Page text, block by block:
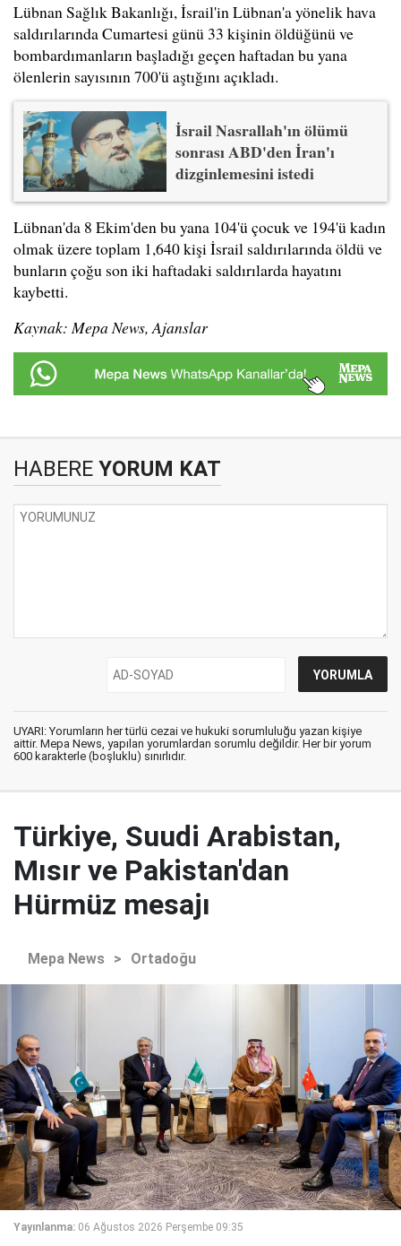
Lübnan Sağlık Bakanlığı, İsrail'in Lübnan'a yönelik hava
saldırılarında Cumartesi günü 33 kişinin öldüğünü ve
bombardımanların başladığı geçen haftadan bu yana
ölenlerin sayısının 700'ü aştığını açıkladı.
İsrail Nasrallah'ın ölümü
sonrası ABD'den İran'ı
dizginlemesini istedi
Lübnan'da 8 Ekim'den bu yana 104'ü çocuk ve 194'ü kadın
olmak üzere toplam 1,640 kişi İsrail saldırılarında öldü ve
bunların çoğu son iki haftadaki saldırılarda hayatını
kaybetti.
Kaynak: Mepa News, Ajanslar
HABERE YORUM KAT
UYARI: Yorumların her türlü cezai ve hukuki sorumluluğu yazan kişiye
aittir. Mepa News, yapılan yorumlardan sorumlu değildir. Her bir yorum
600 karakterle (boşluklu) sınırlıdır.
Türkiye, Suudi Arabistan,
Mısır ve Pakistan'dan
Hürmüz mesajı
Mepa News > Ortadoğu
Yayınlanma: 06 Ağustos 2026 Perşembe 09:35